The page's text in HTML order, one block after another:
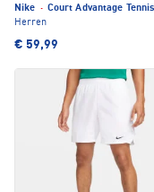
Nike · Court Advantage
Herren
€ 59,99